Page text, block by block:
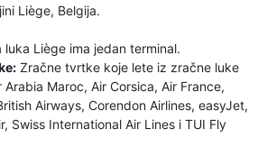
Liège, Belgija.
luka Liège ima jedan terminal.
Zračne tvrtke koje lete iz zračne luke
Arabia Maroc, Air Corsica, Air France,
Airways, Corendon Airlines, easyJet,
Swiss International Air Lines i TUI Fly